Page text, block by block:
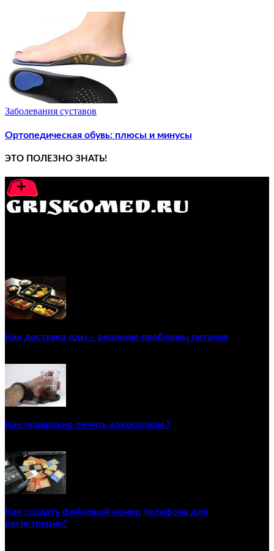
Заболевания суставов
Ортопедическая обувь: плюсы и минусы
ЭТО ПОЛЕЗНО ЗНАТЬ!
Как доставка еды – решение проблемы питания
Как правильно лечить алкоголизм ?
Как создать фейковый номер телефона для
регистрации?